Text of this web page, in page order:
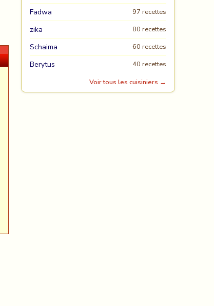
Fadwa 97 recettes
zika 80 recettes
Schaima 60 recettes
Berytus
40 recettes
Voir tous les cuisiniers →